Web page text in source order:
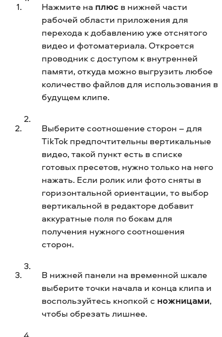
Нажмите на плюсв нижней части
рабочей области приложения для
перехода к добавлению уже отснятого
видео и фотоматериала. Откроется
проводник с доступом к внутренней
памяти, откуда можно выгрузить любое
количество файлов для использования в
будущем клипе.
Выберите соотношение сторон – для
TikTok предпочтительны вертикальные
видео, такой пункт есть в списке
готовых пресетов, нужно только на него
нажать. Если ролик или фото сняты в
горизонтальной ориентации, то выбор
вертикальной в редакторе добавит
аккуратные поля по бокам для
получения нужного соотношения
сторон.
В нижней панели на временной шкале
выберите точки начала и конца клипа и
воспользуйтесь кнопкой с ножницами,
чтобы обрезать лишнее.